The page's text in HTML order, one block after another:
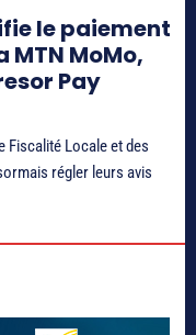
le paiement
MoMo,
Pay
Fiscalité Locale et des
régler leurs avis